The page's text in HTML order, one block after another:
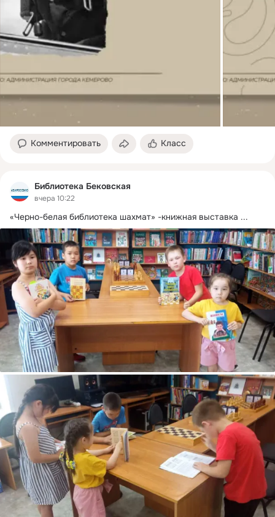
Комментировать Класс
Библиотека Бековская
вчера 10:22
«Черно-белая библиотека шахмат» -книжная выставка ...